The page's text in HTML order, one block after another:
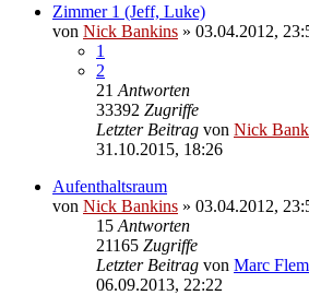
Zimmer 1 (Jeff, Luke)
von Nick Bankins » 03.04.2012,
1
2
21 Antworten
33392 Zugriffe
Letzter Beitrag von Nick
31.10.2015, 18:26
Aufenthaltsraum
von Nick Bankins » 03.04.2012,
15 Antworten
21165 Zugriffe
Letzter Beitrag von Marc
06.09.2013, 22:22